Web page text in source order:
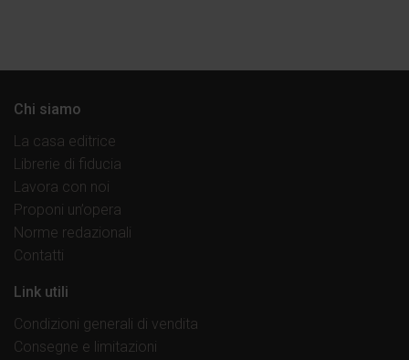
Chi siamo
La casa editrice
Librerie di fiducia
Lavora con noi
Proponi un’opera
Norme redazionali
Contatti
Link utili
Condizioni generali di vendita
Consegne e limitazioni